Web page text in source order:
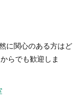
に関心のある方はど
らでも歓迎しま